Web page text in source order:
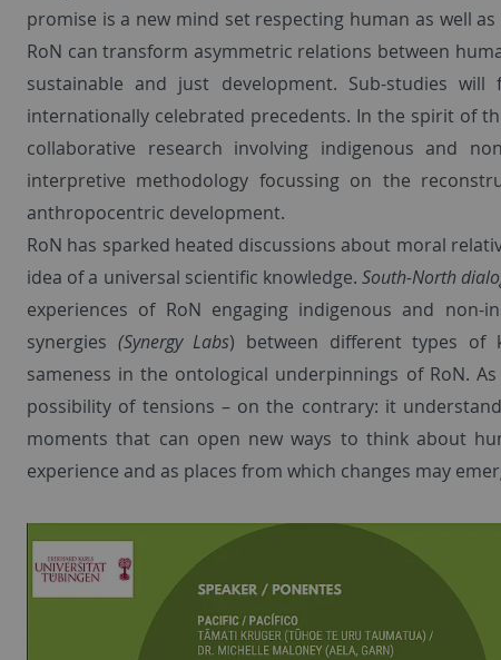
promise is a new mind set respecting human as well
RoN can transform asymmetric relations between
sustainable and just development. Sub-studies
internationally celebrated precedents. In the spirit of
collaborative research involving indigenous and
interpretive methodology focussing on the
anthropocentric development.
RoN has sparked heated discussions about moral
idea of a universal scientific knowledge.South-North
experiences of RoN engaging indigenous and
synergies (Synergy Labs) between different types of
sameness in the ontological underpinnings of RoN.
possibility of tensions – on the contrary: it
moments that can open new ways to think about
experience and as places from which changes may